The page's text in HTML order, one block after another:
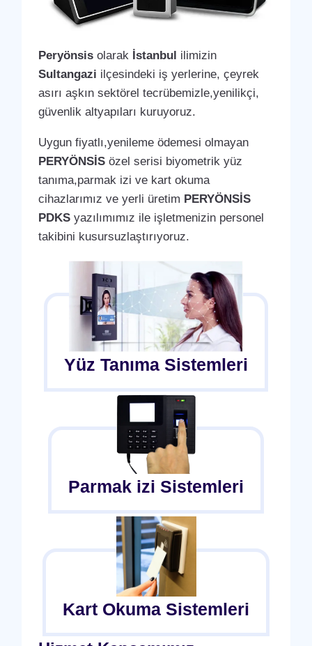
Peryönsisolarak İstanbul ilimizin
Sultangazi ilçesindeki iş yerlerine, çeyrek
asırı aşkın sektörel tecrübemizle,yenilikçi,
güvenlik altyapıları kuruyoruz.
Uygun fiyatlı,yenileme ödemesi olmayan
PERYÖNSİSözel serisi biyometrik yüz
tanıma,parmak izi ve kart okuma
cihazlarımız ve yerli üretim PERYÖNSİS
PDKSyazılımımız ile işletmenizin personel
takibini kusursuzlaştırıyoruz.
Yüz Tanıma Sistemleri
Parmak izi Sistemleri
Kart Okuma Sistemleri